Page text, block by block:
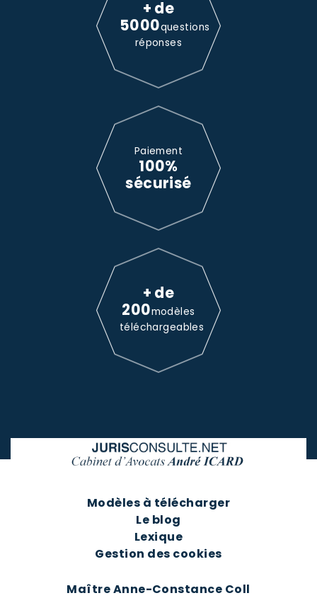
+ de
5000questions
réponses
Paiement
100%
sécurisé
+ de
200modèles
téléchargeables
Modèles à télécharger
Le blog
Lexique
Gestion des cookies
Maître Anne-Constance Coll